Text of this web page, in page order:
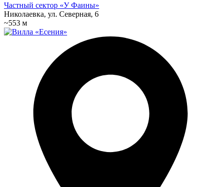
Частный сектор «У Фаины»
Николаевка, ул. Северная, 6
~553 м